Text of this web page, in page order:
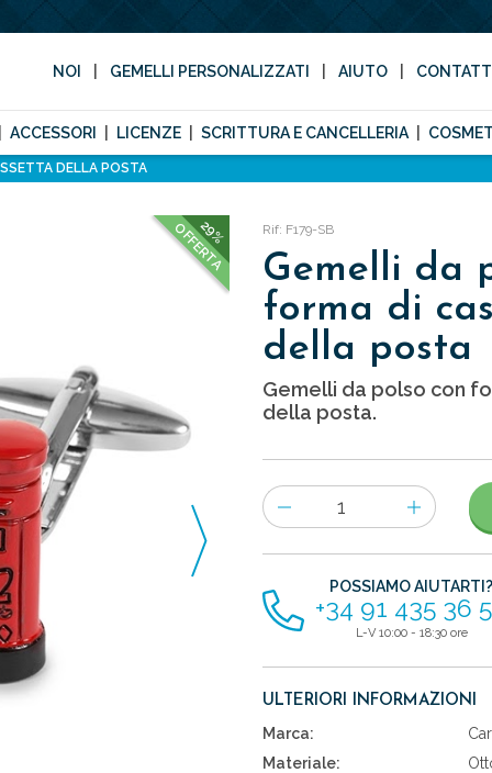
NOI GEMELLI PERSONALIZZATI AIUTO
ACCESSORI LICENZE SCRITTURA E CANCELLERIA
DELLA POSTA
29%
OFFERTA Rif: F179-SB
Gemelli da
forma di
della posta
Gemelli da polso con
della posta.
Numero
di
articoli
POSSIAMO AIUTARTI?
+34 91 435 36
L-V 10:00 - 18:30 ore
ULTERIORI INFORMAZIONI
Marca:
Materiale: